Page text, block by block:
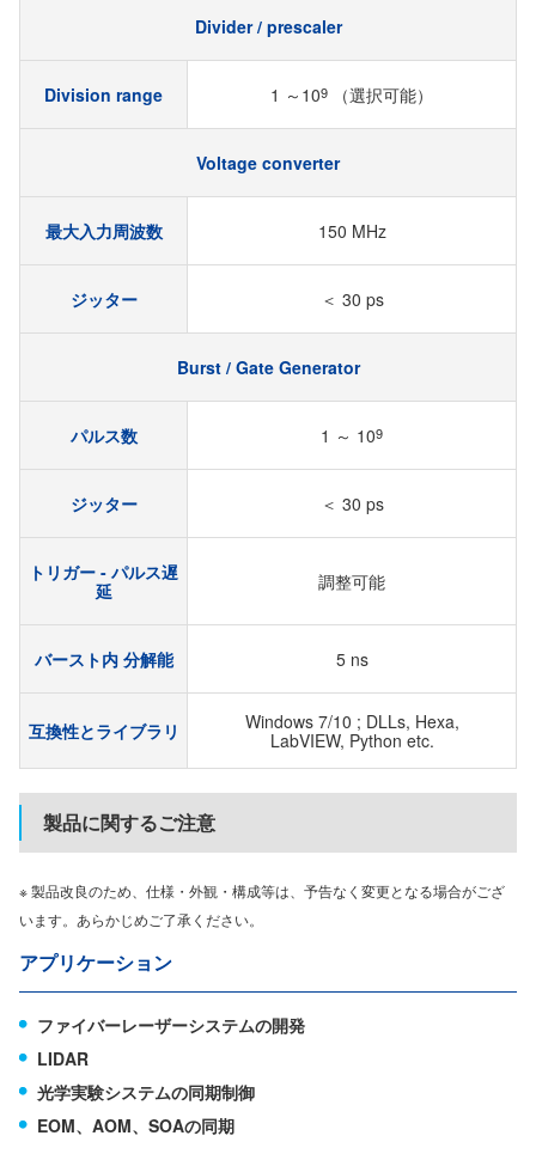
Divider / prescaler
Division range 1 ～109 （選択可能）
Voltage converter
最大入力周波数 150 MHz
ジッター ＜ 30 ps
Burst / Gate Generator
パルス数 1 ～ 109
ジッター ＜ 30 ps
トリガー - パルス遅
延
調整可能
バースト内 分解能 5 ns
互換性とライブラリ
Windows 7/10 ; DLLs, Hexa,
LabVIEW, Python etc.
製品に関するご注意
※ 製品改良のため、仕様・外観・構成等は、予告なく変更となる場合がござ
います。あらかじめご了承ください。
アプリケーション
ファイバーレーザーシステムの開発
LIDAR
光学実験システムの同期制御
EOM、AOM、SOAの同期